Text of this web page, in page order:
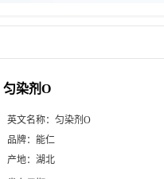
匀染剂O
英文名称： 匀染剂O
品牌： 能仁
产地： 湖北